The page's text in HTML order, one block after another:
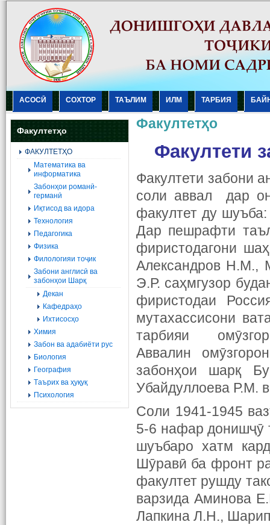
АСОСӢ СОХТОР ТАЪЛИМ ИЛМ ТАРБИЯ
Факултетҳо
ФАКУЛТЕТҲО
Mатематика ва
информатика
Забонҳои романӣ-
германӣ
Иқтисод ва идора
Технология
Педагогика
Физика
Филологияи тоҷик
Забони англисӣ ва
забонҳои Шарқ
Декан
Кафедраҳо
Ихтисосҳо
Химия
Забон ва адабиёти рус
Биология
География
Tаърих ва ҳуқуқ
Психология
Факултетҳо
Факултети з
Факултети забони
соли аввал дар
факултет ду
Дар пешрафти
фиристодагони
Александров Н.М.,
Э.Р. саҳмгузор
фиристодаи
мутахассисони
тарбияи
Аввалин
забонҳои шарқ
Убайдуллоева Р.М.
Соли 1941-1945
5-6 нафар донишҷӯ
шуъбаро хатм
Шӯравӣ ба фронт
факултет рушду
варзида Аминова
Лапкина Л.Н.,